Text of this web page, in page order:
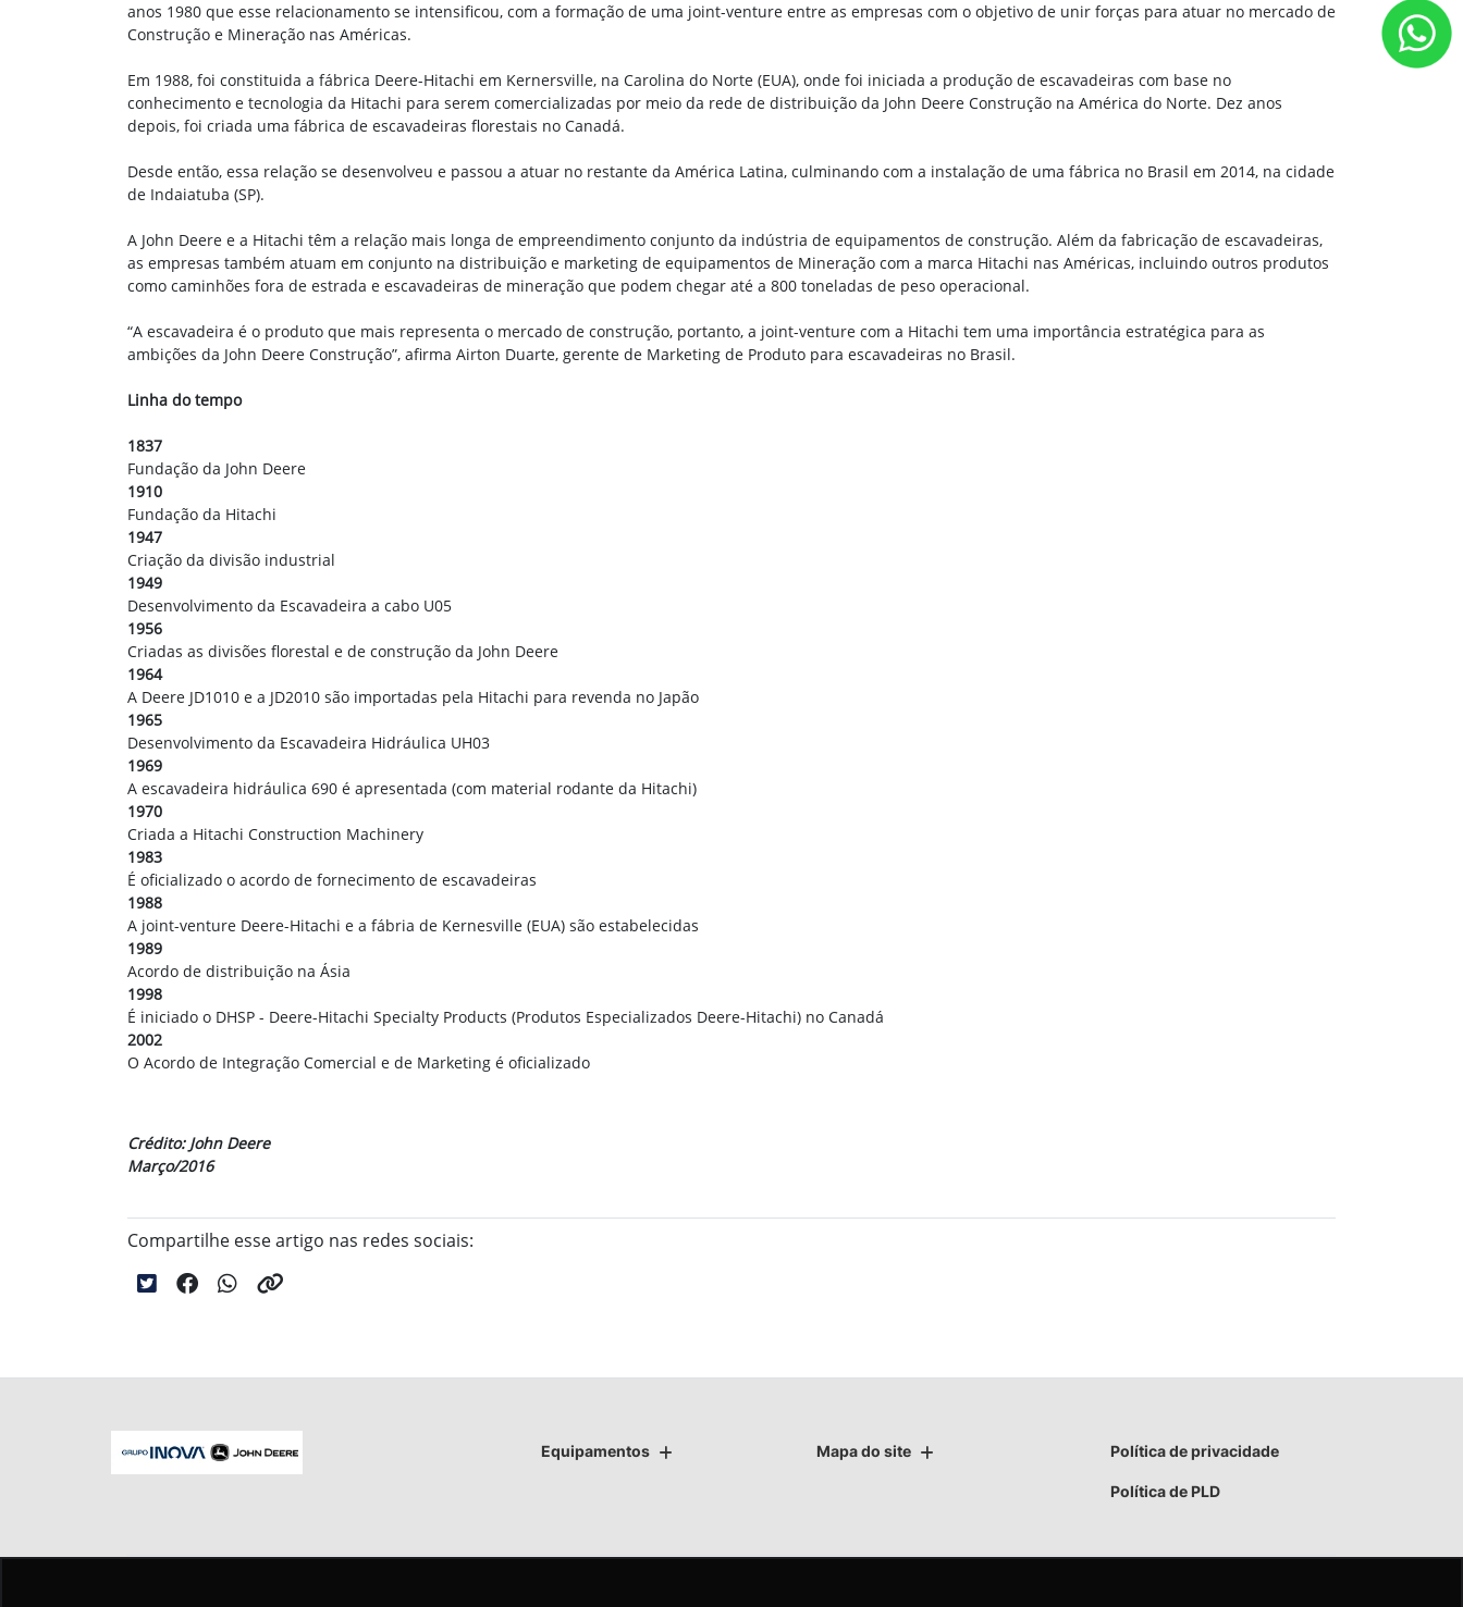
anos 1980 que esse relacionamento se intensificou, com a formação de uma joint-venture entre as empresas com o objetivo de unir forças para atuar no mercado de
Construção e Mineração nas Américas.
Em 1988, foi constituida a fábrica Deere-Hitachi em Kernersville, na Carolina do Norte (EUA), onde foi iniciada a produção de escavadeiras com base no
conhecimento e tecnologia da Hitachi para serem comercializadas por meio da rede de distribuição da John Deere Construção na América do Norte. Dez anos
depois, foi criada uma fábrica de escavadeiras florestais no Canadá.
Desde então, essa relação se desenvolveu e passou a atuar no restante da América Latina, culminando com a instalação de uma fábrica no Brasil em 2014, na cidade
de Indaiatuba (SP).
A John Deere e a Hitachi têm a relação mais longa de empreendimento conjunto da indústria de equipamentos de construção. Além da fabricação de escavadeiras,
as empresas também atuam em conjunto na distribuição e marketing de equipamentos de Mineração com a marca Hitachi nas Américas, incluindo outros produtos
como caminhões fora de estrada e escavadeiras de mineração que podem chegar até a 800 toneladas de peso operacional.
“A escavadeira é o produto que mais representa o mercado de construção, portanto, a joint-venture com a Hitachi tem uma importância estratégica para as
ambições da John Deere Construção”, afirma Airton Duarte, gerente de Marketing de Produto para escavadeiras no Brasil.
Linha do tempo
1837
Fundação da John Deere
1910
Fundação da Hitachi
1947
Criação da divisão industrial
1949
Desenvolvimento da Escavadeira a cabo U05
1956
Criadas as divisões florestal e de construção da John Deere
1964
A Deere JD1010 e a JD2010 são importadas pela Hitachi para revenda no Japão
1965
Desenvolvimento da Escavadeira Hidráulica UH03
1969
A escavadeira hidráulica 690 é apresentada (com material rodante da Hitachi)
1970
Criada a Hitachi Construction Machinery
1983
É oficializado o acordo de fornecimento de escavadeiras
1988
A joint-venture Deere-Hitachi e a fábria de Kernesville (EUA) são estabelecidas
1989
Acordo de distribuição na Ásia
1998
É iniciado o DHSP - Deere-Hitachi Specialty Products (Produtos Especializados Deere-Hitachi) no Canadá
2002
O Acordo de Integração Comercial e de Marketing é oficializado
Crédito: John Deere
Março/2016
Compartilhe esse artigo nas redes sociais:
Equipamentos Mapa do site Política de privacidade
Política de PLD